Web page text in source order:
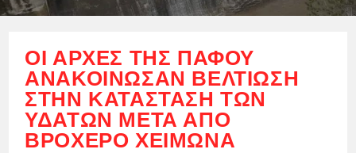
ΟΙ ΑΡΧΈΣ ΤΗΣ ΠΆΦΟΥ
ΑΝΑΚΟΊΝΩΣΑΝ ΒΕΛΤΊΩΣΗ
ΣΤΗΝ ΚΑΤΆΣΤΑΣΗ ΤΩΝ
ΥΔΆΤΩΝ ΜΕΤΆ ΑΠΌ
ΒΡΟΧΕΡΌ ΧΕΙΜΏΝΑ